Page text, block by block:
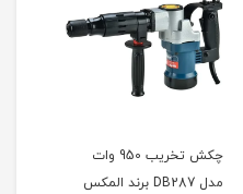
چکش تخریب 950 وات
مدل DB287 برند المکس